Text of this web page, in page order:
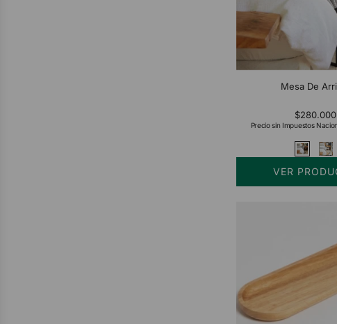
Mesa De
$280.000
Precio sin Impuestos
VER